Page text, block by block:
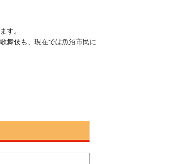
す。
舞伎も、現在では魚沼市民に